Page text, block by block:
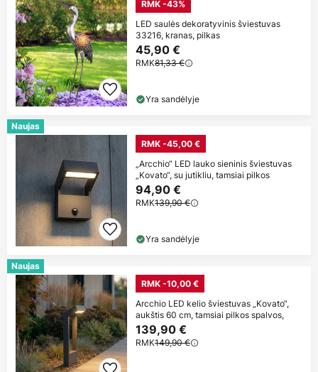
RMK -43%
LED saulės dekoratyvinis šviestuvas
33216, kranas, pilkas
45,90 €
RMK81,33 €
Yra sandėlyje
Naujas
RMK -45,00 €
„Arcchio“ LED lauko sieninis šviestuvas
„Kovato“, su jutikliu, tamsiai pilkos
94,90 €
RMK139,90 €
Yra sandėlyje
Naujas
RMK -10,00 €
Arcchio LED kelio šviestuvas „Kovato“,
aukštis 60 cm, tamsiai pilkos spalvos,
139,90 €
RMK149,90 €